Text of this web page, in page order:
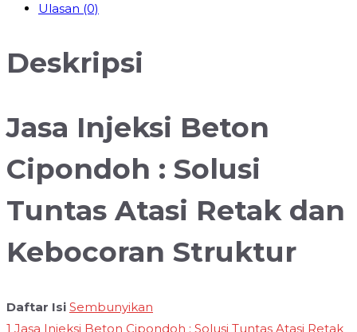
Ulasan (0)
Deskripsi
Jasa Injeksi Beton
Cipondoh : Solusi
Tuntas Atasi Retak dan
Kebocoran Struktur
Daftar Isi Sembunyikan
1 Jasa Injeksi Beton Cipondoh : Solusi Tuntas Atasi Retak